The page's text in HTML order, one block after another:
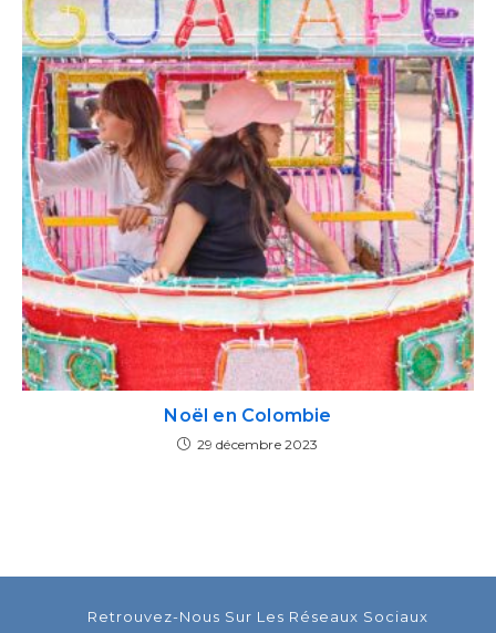
Noël en Colombie
29 décembre 2023
Retrouvez-Nous Sur Les Réseaux Sociaux